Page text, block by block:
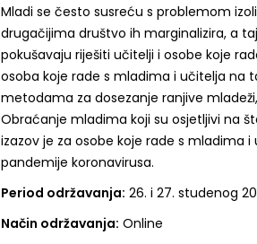
Mladi se često susreću s problemom
drugačijima društvo ih marginalizira, a
pokušavaju riješiti učitelji i osobe koje
osoba koje rade s mladima i učitelja na
metodama za dosezanje ranjive
Obraćanje mladima koji su osjetljivi na
izazov je za osobe koje rade s mladima
pandemije koronavirusa.
Period održavanja: 26. i 27. studenog
Način održavanja: Online